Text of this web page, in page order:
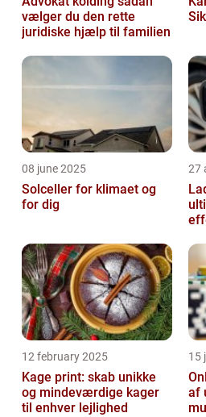
vælger du den rette
juridiske hjælp til familien
08 june 2025
Solceller for klimaet og
for dig
27
12 february 2025
Kage print: skab unikke
og mindeværdige kager
til enhver lejlighed
15
af